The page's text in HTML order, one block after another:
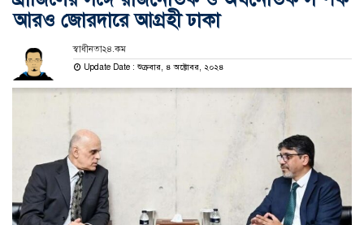
আরও জোরদারে আগ্রহী ঢাকা
স্বাধীনতা২৪.কম
Update Date : শুক্রবার, ৪ অক্টোবর, ২০২৪